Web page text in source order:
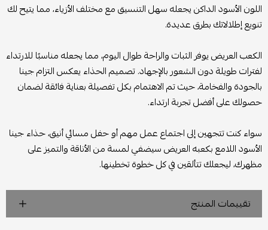
اللون الأسود الداكن يجعله سهل التنسيق مع مختلف الأزياء، مما يتيح لك
تنويع إطلالاتك بطرق عديدة.
الكعب العريض يوفر الثبات والراحة طوال اليوم، مما يجعله مناسبًا للارتداء
لفترات طويلة دون الشعور بالإجهاد. تصميم الحذاء يعكس التزام جينا
بالجودة والفخامة، حيث تم الاهتمام بكل تفصيلة بعناية فائقة لضمان
حصولك على أفضل تجربة ارتداء.
سواء كنت تتجهين إلى اجتماع عمل مهم أو حفل مسائي أنيق، حذاء جينا
الأسود اللامع بكعبه العريض سيضفي لمسة من الأناقة والتميز على
مظهرك، ليجعلك تتألقين في كل خطوة تخطينها.
تقييمات المنتج